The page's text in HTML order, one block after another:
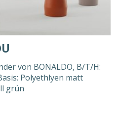
von BONALDO, B/T/H:
Polyethlyen matt
grün